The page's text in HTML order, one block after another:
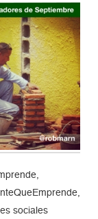
sociales